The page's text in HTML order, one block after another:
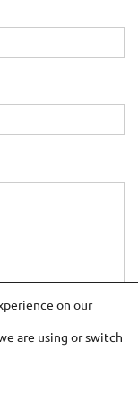
on our
are using or switch
BANNER